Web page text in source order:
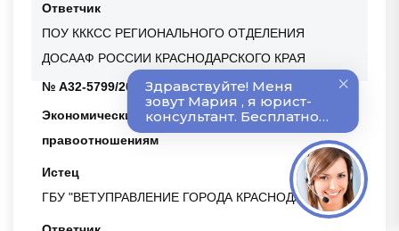
Ответчик
ПОУ КККСС РЕГИОНАЛЬНОГО ОТДЕЛЕНИЯ
ДОСААФ РОССИИ КРАСНОДАРСКОГО КРАЯ
№ А32-5799/2020 от 12 февраля 2020 года
Экономические споры по гражданским
правоотношениям
Истец
ГБУ "ВЕТУПРАВЛЕНИЕ ГОРОДА КРАСНОДАРА"